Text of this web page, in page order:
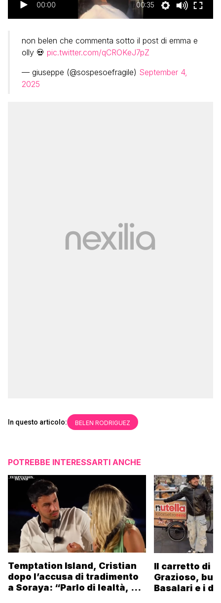
00:00 00:35
non belen che commenta sotto il post di emma e
olly 💀 pic.twitter.com/qCROKeJ7pZ
— giuseppe (@sospesoefragile) September 4,
2025
In questo articolo: BELEN RODRIGUEZ
POTREBBE INTERESSARTI ANCHE
Temptation Island, Cristian
dopo l’accusa di tradimento
a Soraya: “Parlo di lealtà, ma
Il carretto di
Grazioso,
Basalari e i